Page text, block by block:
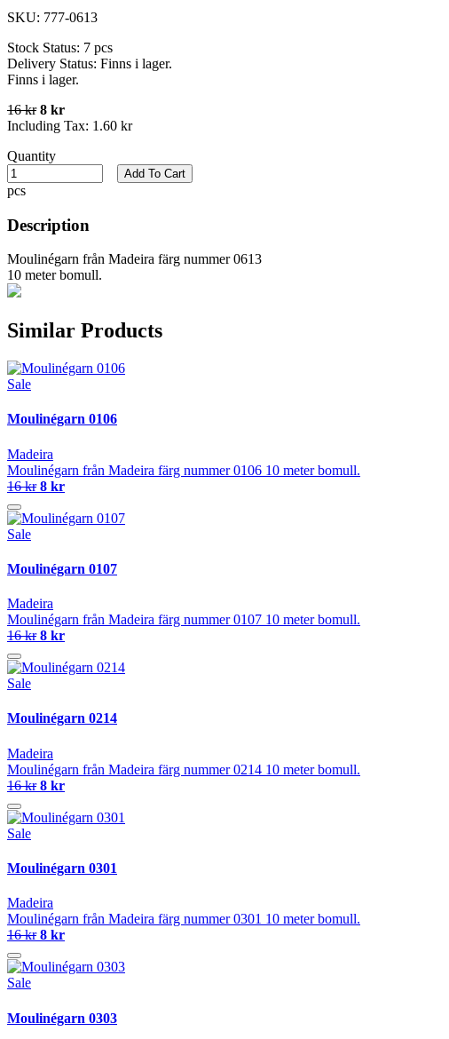
SKU: 777-0613
Stock Status: 7 pcs
Delivery Status: Finns i lager.
Finns i lager.
16 kr 8 kr
Including Tax: 1.60 kr
Quantity
pcs
Add To Cart
Description
Moulinégarn från Madeira färg nummer 0613
10 meter bomull.
Similar Products
Sale
Moulinégarn 0106
Madeira
Moulinégarn från Madeira färg nummer 0106 10 meter bomull.
16 kr 8 kr
Sale
Moulinégarn 0107
Madeira
Moulinégarn från Madeira färg nummer 0107 10 meter bomull.
16 kr 8 kr
Sale
Moulinégarn 0214
Madeira
Moulinégarn från Madeira färg nummer 0214 10 meter bomull.
16 kr 8 kr
Sale
Moulinégarn 0301
Madeira
Moulinégarn från Madeira färg nummer 0301 10 meter bomull.
16 kr 8 kr
Sale
Moulinégarn 0303